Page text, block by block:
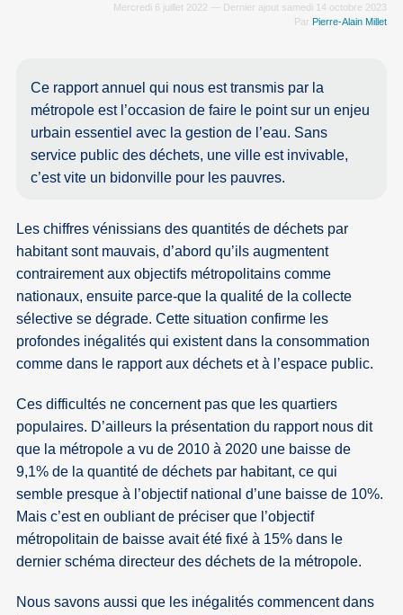
Mercredi 6 juillet 2022 — Dernier ajout samedi 14 octobre 2023
Par Pierre-Alain Millet
Ce rapport annuel qui nous est transmis par la
métropole est l’occasion de faire le point sur un enjeu
urbain essentiel avec la gestion de l’eau. Sans
service public des déchets, une ville est invivable,
c’est vite un bidonville pour les pauvres.
Les chiffres vénissians des quantités de déchets par
habitant sont mauvais, d’abord qu’ils augmentent
contrairement aux objectifs métropolitains comme
nationaux, ensuite parce-que la qualité de la collecte
sélective se dégrade. Cette situation confirme les
profondes inégalités qui existent dans la consommation
comme dans le rapport aux déchets et à l’espace public.
Ces difficultés ne concernent pas que les quartiers
populaires. D’ailleurs la présentation du rapport nous dit
que la métropole a vu de 2010 à 2020 une baisse de
9,1% de la quantité de déchets par habitant, ce qui
semble presque à l’objectif national d’une baisse de 10%.
Mais c’est en oubliant de préciser que l’objectif
métropolitain de baisse avait été fixé à 15% dans le
dernier schéma directeur des déchets de la métropole.
Nous savons aussi que les inégalités commencent dans